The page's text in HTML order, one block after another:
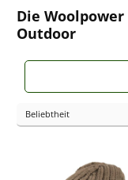
Die
Outdoor